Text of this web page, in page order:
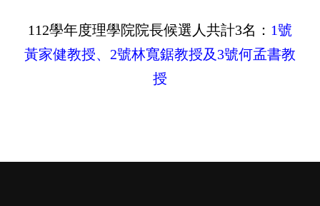
112學年度理學院院長候選人共計3名： 1號
黃家健教授、 2號林寬鋸教授及 3號何孟書教
授